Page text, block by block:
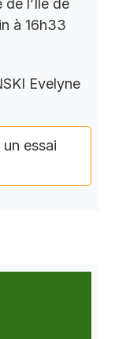
à 16h33
Evelyne
essai